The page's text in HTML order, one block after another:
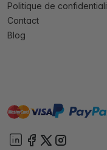
Politique de
Contact
Blog
mastervisa paypal